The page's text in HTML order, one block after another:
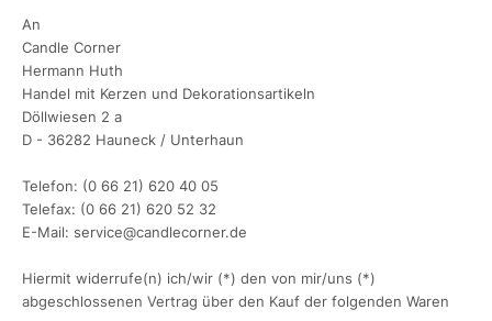
An
Candle Corner
Hermann Huth
Handel mit Kerzen und Dekorationsartikeln
Döllwiesen 2 a
D - 36282 Hauneck / Unterhaun
Telefon: (0 66 21) 620 40 05
Telefax: (0 66 21) 620 52 32
E-Mail: service@candlecorner.de
Hiermit widerrufe(n) ich/wir (*) den von mir/uns (*)
abgeschlossenen Vertrag über den Kauf der folgenden Waren